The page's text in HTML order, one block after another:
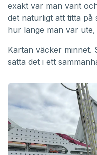
exakt var man varit
det naturligt att titta på
hur länge man var
Kartan väcker minnet.
sätta det i ett